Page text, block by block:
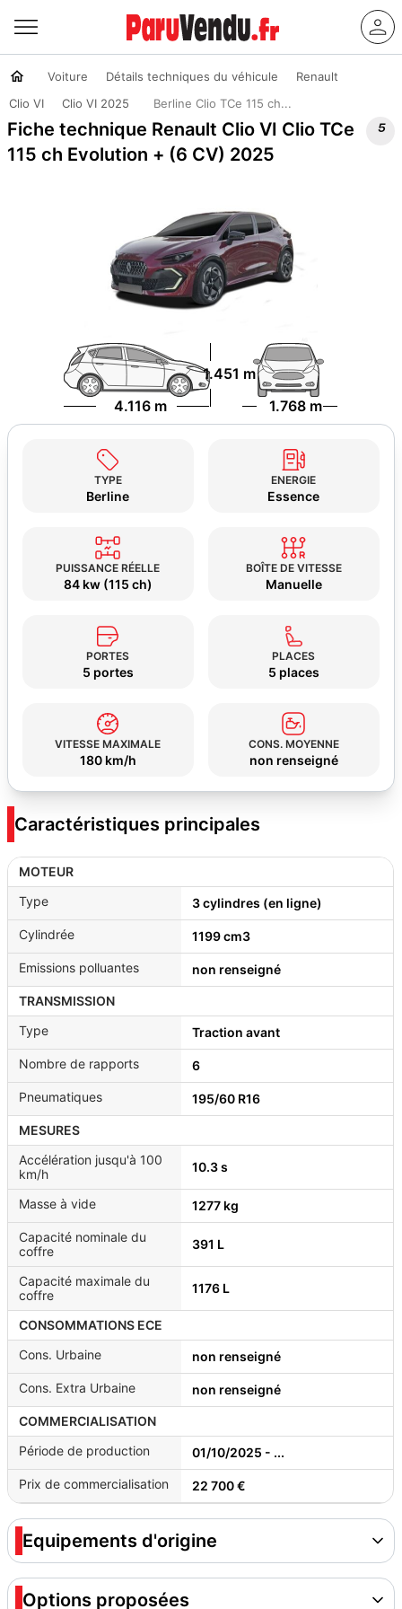
Voiture Détails techniques du véhicule
Renault
Clio VI
Clio VI 2025 Berline Clio TCe 115 ch...
Fiche technique Renault Clio VI Clio TCe
115 ch Evolution + (6 CV) 2025

4.116 m 1.768 m
1.451 m
TYPE
Berline
ENERGIE
Essence
PUISSANCE RÉELLE
84 kw (115 ch)
BOÎTE DE VITESSE
Manuelle
PORTES
5 portes
PLACES
5 places
VITESSE MAXIMALE
180 km/h
CONS. MOYENNE
non renseigné
Caractéristiques principales
MOTEUR
Type
3 cylindres (en ligne)
Cylindrée 1199 cm3
Emissions polluantes non renseigné
TRANSMISSION
Type
Traction avant
Nombre de rapports 6
Pneumatiques 195/60 R16
MESURES
Accélération jusqu'à 100
km/h
10.3 s
Masse à vide 1277 kg
Capacité nominale du
coffre
391 L
Capacité maximale du
coffre
1176 L
CONSOMMATIONS ECE
Cons. Urbaine
non renseigné
Cons. Extra Urbaine non renseigné
COMMERCIALISATION
Période de production
01/10/2025 - ...
Prix de commercialisation 22 700 €
Equipements d'origine
Options proposées